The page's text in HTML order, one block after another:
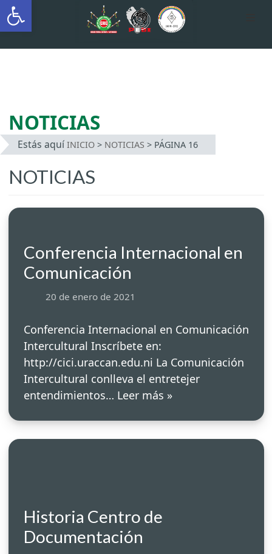
Saltar
al
INTERCULTURAL
NOTICIAS
Estás aquí INICIO> NOTICIAS > PÁGINA 16
NOTICIAS
Conferencia Internacional en
Comunicación
20 de enero de 2021
Conferencia Internacional en Comunicación
Intercultural Inscríbete en:
http://cici.uraccan.edu.ni La Comunicación
Intercultural conlleva el entretejer
entendimientos… Leer más »
Historia Centro de
Documentación